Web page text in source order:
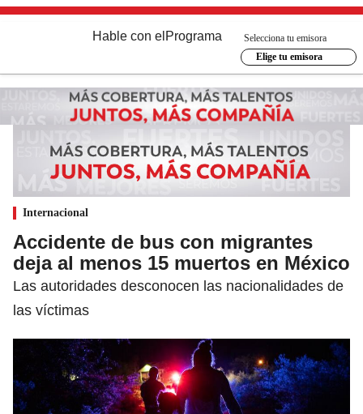
Hable con el Programa
Selecciona tu emisora
Elige tu emisora
Internacional
Accidente de bus con migrantes
deja al menos 15 muertos en México
Las autoridades desconocen las nacionalidades de
las víctimas